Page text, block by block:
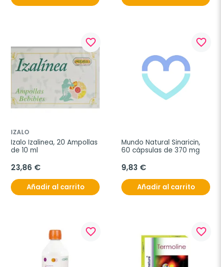
favorite_border
IZALO
Izalo Izalinea, 20 Ampollas
de 10 ml
23,86 €
Añadir al carrito
favorite_border
Mundo Natural Sinaricin,
60 cápsulas de 370 mg
9,83 €
Añadir al carrito
favorite_border favorite_border